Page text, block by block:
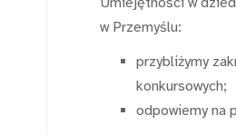
w Przemyślu:
przybliżymy
konkursowych;
odpowiemy na